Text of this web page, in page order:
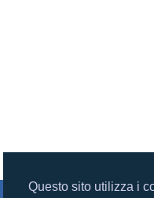
Questo sito utilizza i